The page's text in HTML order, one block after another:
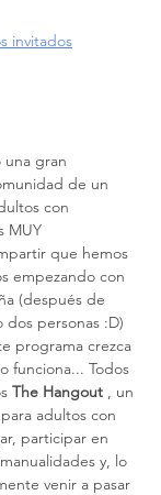
invitados
una gran
de un
con
MUY
que hemos
empezando con
(después de
dos personas :D)
programa crezca
funciona... Todos
The Hangout , un
adultos con
participar en
y, lo
venir a pasar